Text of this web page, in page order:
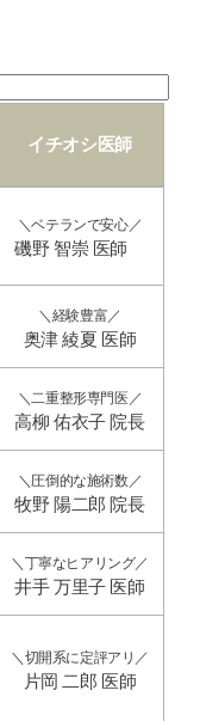
イチオシ医師
＼ベテランで安心／
磯野 智崇 医師
＼経験豊富／
奥津 綾夏 医師
＼二重整形専門医／
高柳 佑衣子 院長
＼圧倒的な施術数／
牧野 陽二郎 院長
＼丁寧なヒアリング／
井手 万里子 医師
＼切開系に定評アリ／
片岡 二郎 医師